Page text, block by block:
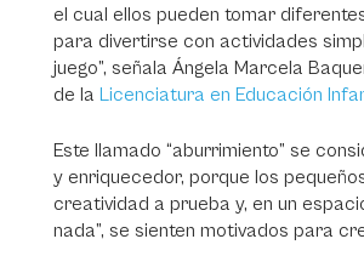
el cual ellos pueden tomar
para divertirse con actividades
juego”, señala Ángela Marcela
de la Licenciatura en Educación
Este llamado “aburrimiento” se
y enriquecedor, porque los
creatividad a prueba y, en un
nada”, se sienten motivados para